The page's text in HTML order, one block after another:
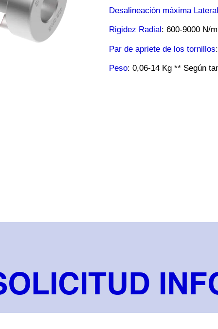
Desalineación máxima Lateral
Rigidez Radial : 600-9000 N/
Par de apriete de los tornillos
Peso: 0,06-14 Kg ** Según